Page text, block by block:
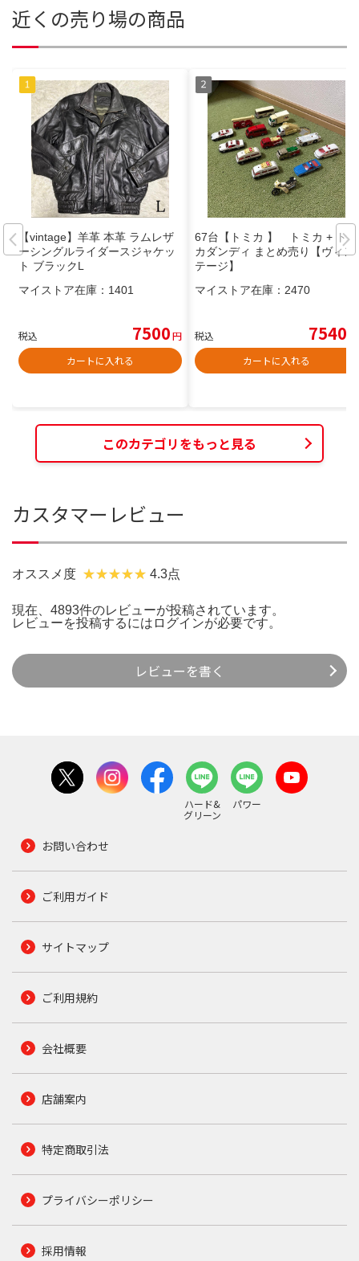
近くの売り場の商品
【vintage】羊革 本革 ラムレザ
ーシングルライダースジャケッ
ト ブラックL
マイストア在庫： 1401
税込 7500円
カートに入れる
67台【トミカ 】 トミカ + トミ
カダンディ まとめ売り【ヴィン
テージ】
マイストア在庫： 2470
税込 7540
カートに入れる
このカテゴリをもっと見る
カスタマーレビュー
オススメ度 4.3点
現在、4893件のレビューが投稿されています。
レビューを投稿するには ログインが必要です。
レビューを書く
ハード&
グリーン
パワー
お問い合わせ
ご利用ガイド
サイトマップ
ご利用規約
会社概要
店舗案内
特定商取引法
プライバシーポリシー
採用情報